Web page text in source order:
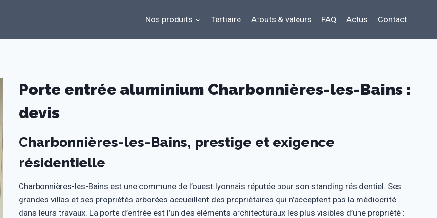
Nos produits Tertiaire Atouts & valeurs FAQ Actus Contact
Porte entrée aluminium Charbonnières-les-Bains :
devis
Charbonnières-les-Bains, prestige et exigence
résidentielle
Charbonnières-les-Bains est une commune de l’ouest lyonnais réputée pour son standing résidentiel. Ses
grandes villas et ses propriétés arborées accueillent des propriétaires qui n’acceptent pas la médiocrité
dans leurs travaux. La porte d’entrée est l’un des éléments architecturaux les plus visibles d’une propriété :